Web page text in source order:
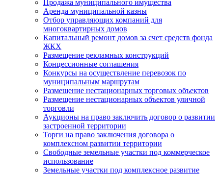
Продажа муниципального имущества
Аренда муниципальной казны
Отбор управляющих компаний для
многоквартирных домов
Капитальный ремонт домов за счет средств фонда
ЖКХ
Размещение рекламных конструкций
Концессионные соглашения
Конкурсы на осуществление перевозок по
муниципальным маршрутам
Размещение нестационарных торговых объектов
Размещение нестационарных объектов уличной
торговли
Аукционы на право заключить договор о развитии
застроенной территории
Торги на право заключения договора о
комплексном развитии территории
Свободные земельные участки под коммерческое
использование
Земельные участки под комплексное развитие